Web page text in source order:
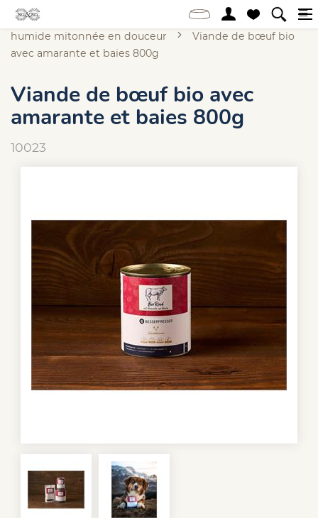
Accueil Chien
Alimentation
humide mitonnée en douceur
Viande de bœuf bio
avec amarante et baies 800g
Viande de bœuf bio avec
amarante et baies 800g
10023